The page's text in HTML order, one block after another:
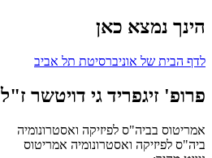
הינך נמצא כאן
לדף הבית של אוניברסיטת תל אביב
פרופ' זיגפריד גי דויטשר ז"ל
אמריטוס בביה"ס לפיזיקה ואסטרונומיה
ביה"ס לפיזיקה ואסטרונומיה אמריטוס